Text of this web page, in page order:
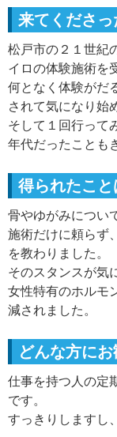
来てくださっ
松戸市の２１世紀
イロの体験施術を
何となく体験がだ
されて気になり始
そして１回行って
年代だったことも
得られたこと
骨やゆがみについ
施術だけに頼らず
を教わりました。
そのスタンスが気
女性特有のホルモ
減されました。
どんな方に
仕事を持つ人の定
です。
すっきりしますし